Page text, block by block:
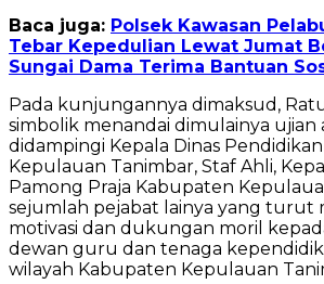
Baca juga: Polsek Kawasan
Tebar Kepedulian Lewat Jumat
Sungai Dama Terima Bantuan
Pada kunjungannya dimaksud,
simbolik menandai dimulainya ujian
didampingi Kepala Dinas
Kepulauan Tanimbar, Staf Ahli,
Pamong Praja Kabupaten
sejumlah pejabat lainya yang turut
motivasi dan dukungan moril
dewan guru dan tenaga
wilayah Kabupaten Kepulauan